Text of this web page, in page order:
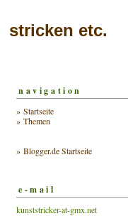
stricken etc.
navigation
» Startseite
» Themen
» Blogger.de Startseite
e-mail
kunststricker-at-gmx.net